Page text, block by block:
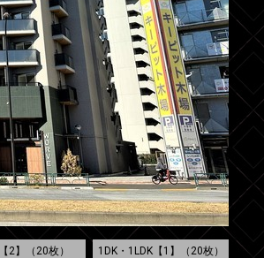
2】（20枚） 1DK・1LDK【1】（20枚）